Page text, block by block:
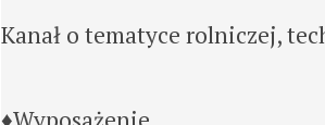
Kanał o tematyce rolniczej,